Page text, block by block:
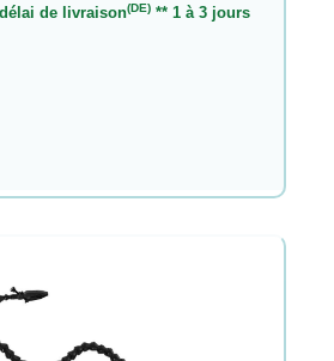
de livraison(DE) ** 1 à 3 jours